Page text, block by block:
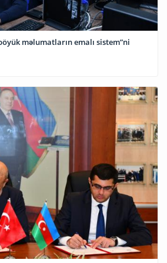
məlumatların emalı sistem”ni